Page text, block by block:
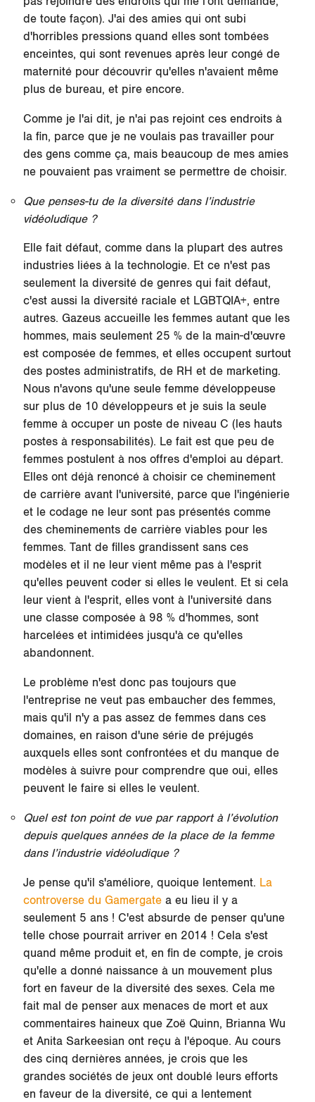
de toute façon). J'ai des amies qui ont subi
d'horribles pressions quand elles sont tombées
enceintes, qui sont revenues après leur congé de
maternité pour découvrir qu'elles n'avaient même
plus de bureau, et pire encore.
Comme je l'ai dit, je n'ai pas rejoint ces endroits à
la fin, parce que je ne voulais pas travailler pour
des gens comme ça, mais beaucoup de mes amies
ne pouvaient pas vraiment se permettre de choisir.
Que penses-tu de la diversité dans l’industrie
vidéoludique ?
Elle fait défaut, comme dans la plupart des autres
industries liées à la technologie. Et ce n'est pas
seulement la diversité de genres qui fait défaut,
c'est aussi la diversité raciale et LGBTQIA+, entre
autres. Gazeus accueille les femmes autant que les
hommes, mais seulement 25 % de la main-d'œuvre
est composée de femmes, et elles occupent surtout
des postes administratifs, de RH et de marketing.
Nous n'avons qu'une seule femme développeuse
sur plus de 10 développeurs et je suis la seule
femme à occuper un poste de niveau C (les hauts
postes à responsabilités). Le fait est que peu de
femmes postulent à nos offres d'emploi au départ.
Elles ont déjà renoncé à choisir ce cheminement
de carrière avant l'université, parce que l'ingénierie
et le codage ne leur sont pas présentés comme
des cheminements de carrière viables pour les
femmes. Tant de filles grandissent sans ces
modèles et il ne leur vient même pas à l'esprit
qu'elles peuvent coder si elles le veulent. Et si cela
leur vient à l'esprit, elles vont à l'université dans
une classe composée à 98 % d'hommes, sont
harcelées et intimidées jusqu'à ce qu'elles
abandonnent.
Le problème n'est donc pas toujours que
l'entreprise ne veut pas embaucher des femmes,
mais qu'il n'y a pas assez de femmes dans ces
domaines, en raison d'une série de préjugés
auxquels elles sont confrontées et du manque de
modèles à suivre pour comprendre que oui, elles
peuvent le faire si elles le veulent.
Quel est ton point de vue par rapport à l’évolution
depuis quelques années de la place de la femme
dans l’industrie vidéoludique ?
Je pense qu'il s'améliore, quoique lentement. La
controverse du Gamergatea eu lieu il y a
seulement 5 ans ! C'est absurde de penser qu'une
telle chose pourrait arriver en 2014 ! Cela s'est
quand même produit et, en fin de compte, je crois
qu'elle a donné naissance à un mouvement plus
fort en faveur de la diversité des sexes. Cela me
fait mal de penser aux menaces de mort et aux
commentaires haineux que Zoë Quinn, Brianna Wu
et Anita Sarkeesian ont reçu à l'époque. Au cours
des cinq dernières années, je crois que les
grandes sociétés de jeux ont doublé leurs efforts
en faveur de la diversité, ce qui a lentement